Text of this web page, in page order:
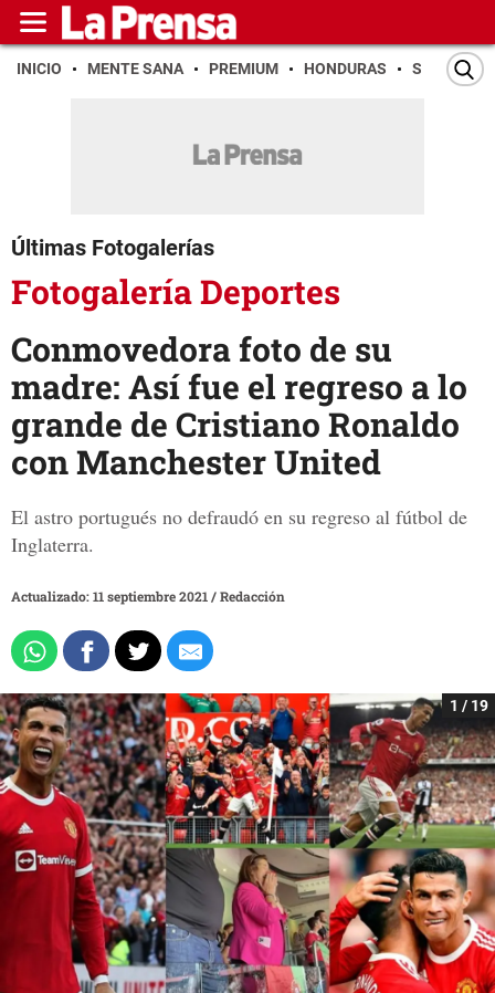
INICIO MENTE SANA PREMIUM HONDURAS SAN PEDRO
Últimas Fotogalerías
Fotogalería Deportes
Conmovedora foto de su
madre: Así fue el regreso a lo
grande de Cristiano Ronaldo
con Manchester United
El astro portugués no defraudó en su regreso al fútbol de
Inglaterra.
Actualizado: 11 septiembre 2021 /Redacción
1 / 19